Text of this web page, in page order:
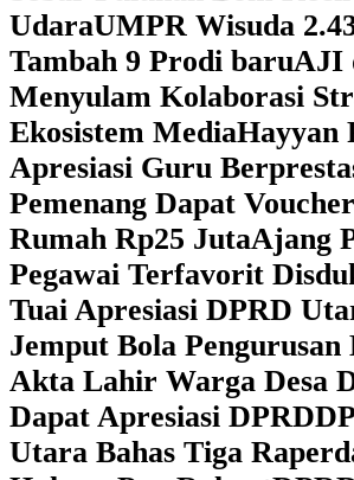
UdaraUMPR Wisuda
Tambah 9 Prodi baruAJI
Menyulam Kolaborasi
Ekosistem MediaHayyan
Apresiasi Guru
Pemenang Dapat
Rumah Rp25 JutaAjang
Pegawai Terfavorit
Tuai Apresiasi DPRD
Jemput Bola
Akta Lahir Warga Desa
Dapat Apresiasi DPRD
Utara Bahas Tiga